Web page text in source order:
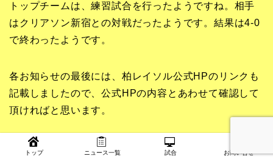
トップチームは、練習試合を行ったようですね。相手
はクリアソン新宿との対戦だったようです。結果は4-0
で終わったようです。
各お知らせの最後には、柏レイソル公式HPのリンクも
記載しましたので、公式HPの内容とあわせて確認して
頂ければと思います。
最後まで内容を確認して頂き、ありがとうございま
トップ ニュース一覧 試合 お問い合せ